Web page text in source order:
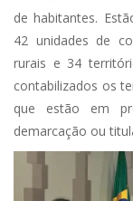
de habitantes.
42 unidades de
rurais e 34
contabilizados os
que estão em
demarcação ou